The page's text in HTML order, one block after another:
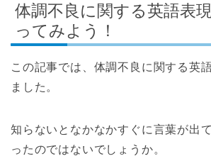
体調不良に関する英語表
ってみよう！
この記事では、体調不良に関する英
ました。
知らないとなかなかすぐに言葉が出
ったのではないでしょうか。